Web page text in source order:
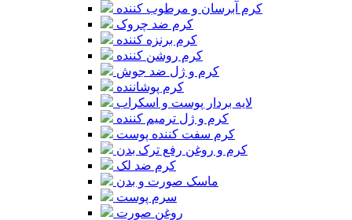
کرم آبرسان و مرطوب کننده
کرم ضد چروک
کرم برنزه کننده
کرم روشن کننده
کرم و ژل ضد جوش
کرم پوشاننده
لایه بردار پوست و اسکراب
کرم و ژل ترمیم کننده
کرم سفت کننده پوست
کرم و روغن رفع ترک بدن
کرم ضد لک
ماسک صورت و بدن
سرم پوست
روغن صورت